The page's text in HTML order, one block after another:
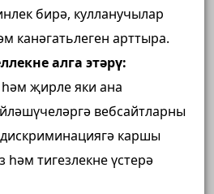
бирә, кулланучылар
канәгатьлеген арттыра.
алга этәрү:
җирле яки ана
вебсайтларны
каршы
тигезлекне үстерә